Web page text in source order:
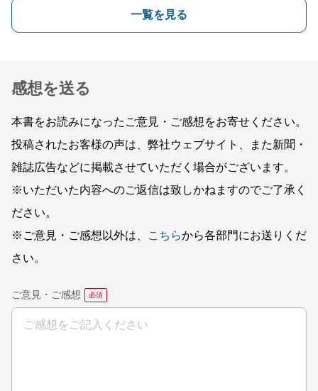
一覧を見る
感想を送る
本書をお読みになったご意見・ご感想をお寄せください。
投稿されたお客様の声は、弊社ウェブサイト、また新聞・
雑誌広告などに掲載させていただく場合がございます。
※いただいた内容へのご返信は致しかねますのでご了承く
ださい。
※ご意見・ご感想以外は、
こちらから各部門にお送りくだ
さい。
ご意見・ご感想